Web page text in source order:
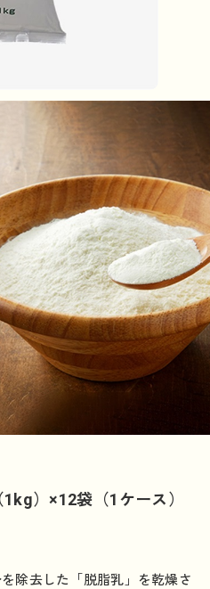
）×12袋（1ケース）
除去した「脱脂乳」を乾燥さ